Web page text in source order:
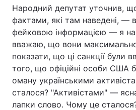
Народний депутат уточнив,
фактами, які там наведені, —
фейковою інформацією — я
вважаю, що вони
показати, що ці санкції були
того, що офіційні особи США
оману українськими
сталося? "Активістами" —
лапки слово. Чому це